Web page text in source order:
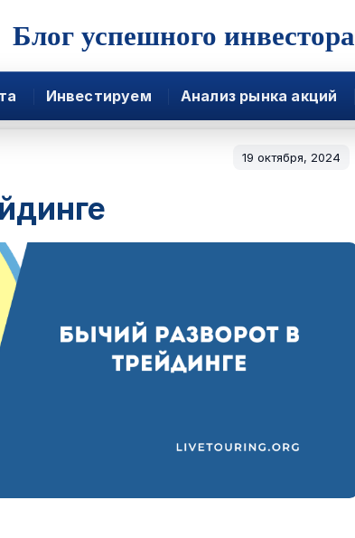
Блог успешного инвестора
Инвестируем Анализ рынка акций
19 октября, 2024